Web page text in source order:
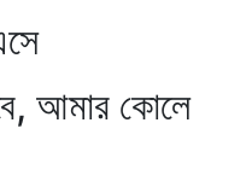
আমার কোলে